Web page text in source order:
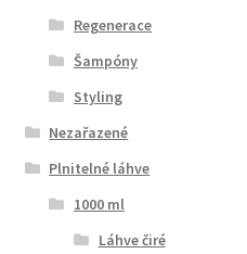
Regenerace
Šampóny
Styling
Nezařazené
Plnitelné láhve
1000 ml
Láhve čiré